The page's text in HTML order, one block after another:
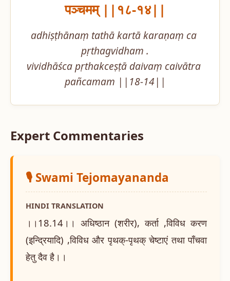
पञ्चमम् ||१८-१४||
adhiṣṭhānaṃ tathā kartā karaṇaṃ ca
pṛthagvidham .
vividhāśca pṛthakceṣṭā daivaṃ caivātra
pañcamam ||18-14||
Expert Commentaries
🎙️ Swami Tejomayananda
HINDI TRANSLATION
।।18.14।। अधिष्ठान (शरीर), कर्ता ,विविध करण
(इन्द्रियादि) ,विविध और पृथक्-पृथक् चेष्टाएं तथा पाँचवा
हेतु दैव है।।